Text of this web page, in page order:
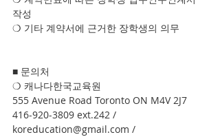
작성
❍ 기타 계약서에 근거한 장학생의 의무
■ 문의처
❍ 캐나다한국교육원
555 Avenue Road Toronto ON M4V 2J7
416-920-3809 ext.242 /
koreducation@gmail.com /